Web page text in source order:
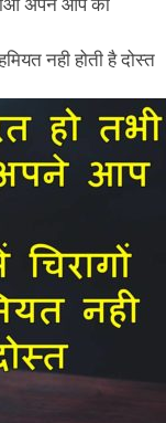
नही होती है दोस्त